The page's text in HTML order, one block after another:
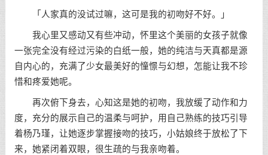
「人家真的没试过嘛，这可是我的初吻好不好。」
我心里又感动又有些冲动，怀里这个美丽的女孩子就像
一张完全没有经过污染的白纸一般，她的纯洁与天真都是源
自内心的，充满了少女最美好的憧憬与幻想，怎能让我不珍
惜和疼爱她呢。
再次俯下身去，心知这是她的初吻，我放缓了动作和力
度，充分的展示自己的温柔与呵护，用自己熟练的技巧引导
着杨乃瑾，让她逐步掌握接吻的技巧，小姑娘终于放松了下
来，她紧闭着双眼，很生疏的与我亲吻着。